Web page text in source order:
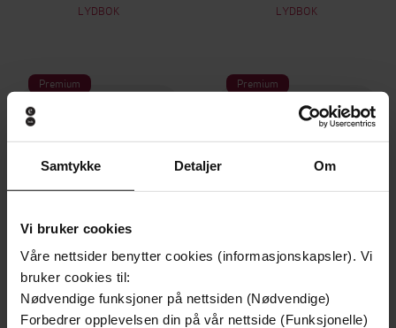
Samtykke Detaljer Om
Vi bruker cookies
Våre nettsider benytter cookies (informasjonskapsler). Vi
bruker cookies til:
Nødvendige funksjoner på nettsiden (Nødvendige)
Forbedrer opplevelsen din på vår nettside (Funksjonelle)
LYDBOK LYDBOK
Premium Premium